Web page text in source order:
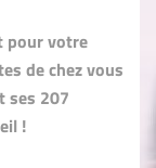
pour votre
de chez vous
ses 207
!